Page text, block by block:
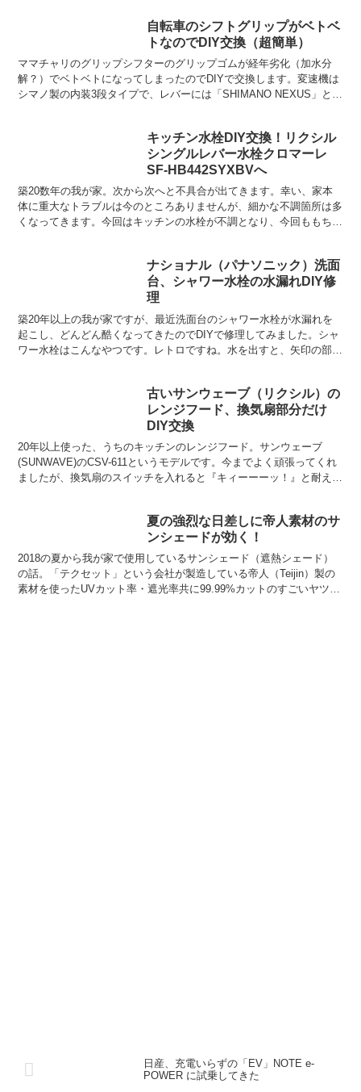
れているのは自転車置き場の屋根の雨ど
いです。簡単なレイアウ...
自転車のシフトグリップがベトベ
トなのでDIY交換（超簡単）
ママチャリのグリップシフターのグリップゴムが経年劣化（加水分
解？）でベトベトになってしまったのでDIYで交換します。変速機は
シマノ製の内装3段タイプで、レバーには「SHIMANO NEXUS」と書
キッチン水栓DIY交換！リクシル
シングルレバー水栓クロマーレ
SF-HB442SYXBVへ
築20数年の我が家。次から次へと不具合が出てきます。幸い、家本
体に重大なトラブルは今のところありませんが、細かな不調箇所は多
くなってきます。今回はキッチンの水栓が不調となり、今回ももちろ
ナショナル（パナソニック）洗面
台、シャワー水栓の水漏れDIY修
理
築20年以上の我が家ですが、最近洗面台のシャワー水栓が水漏れを
起こし、どんどん酷くなってきたのでDIYで修理してみました。シャ
ワー水栓はこんなやつです。レトロですね。水を出すと、矢印の部分
古いサンウェーブ（リクシル）の
レンジフード、換気扇部分だけ
DIY交換
20年以上使った、うちのキッチンのレンジフード。サンウェーブ
(SUNWAVE)のCSV-611というモデルです。今までよく頑張ってくれ
ましたが、換気扇のスイッチを入れると『キィーーーッ！』と耐えら
夏の強烈な日差しに帝人素材のサ
ンシェードが効く！
2018の夏から我が家で使用しているサンシェード（遮熱シェード）
の話。「テクセット」という会社が製造している帝人（Teijin）製の
素材を使ったUVカット率・遮光率共に99.99%カットのすごいヤツ。
日産、充電いらずの「EV」NOTE e-
POWER に試乗してきた